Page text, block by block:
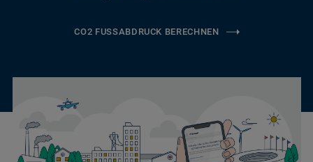
CO2 FUSSABDRUCK BERECHNEN